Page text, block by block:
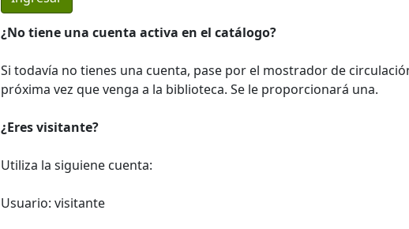
¿No tiene una cuenta activa en el catálogo?
Si todavía no tienes una cuenta, pase por el mostrador de
próxima vez que venga a la biblioteca. Se le proporcionará una.
¿Eres visitante?
Utiliza la siguiene cuenta:
Usuario: visitante